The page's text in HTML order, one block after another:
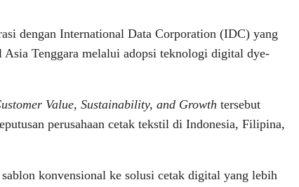
dengan International Data Corporation (IDC) yang
Tenggara melalui adopsi teknologi digital dye-
Value, Sustainability, and Growth tersebut
perusahaan cetak tekstil di Indonesia, Filipina,
konvensional ke solusi cetak digital yang lebih